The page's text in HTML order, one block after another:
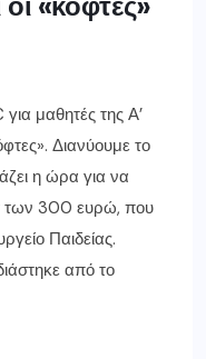
μαθητές της Α’
Διανύουμε το
η ώρα για να
των 300 ευρώ, που
Παιδείας.
από το